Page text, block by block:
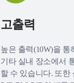
고출력
높은 출력(10W)을 통
기타 실내 장소에서
할 수 있습니다. 또한